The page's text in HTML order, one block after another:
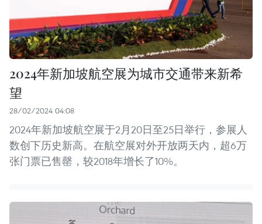
2024年新加坡航空展为城市交通带来新希
望
28/02/2024 04:08
2024年新加坡航空展于2月20日至25日举行，参展人
数创下历史新高。在航空展对外开放两天内，超6万
张门票已售罄，较2018年增长了10%。